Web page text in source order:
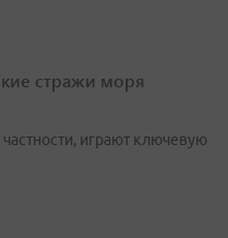
стражи моря
играют ключевую